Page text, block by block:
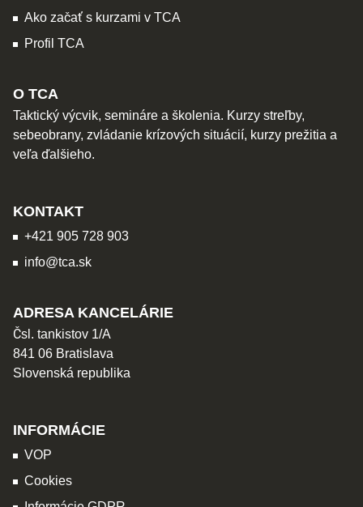
Ako začať s kurzami v TCA
Profil TCA
O TCA
Taktický výcvik, semináre a školenia. Kurzy streľby,
sebeobrany, zvládanie krízových situácií, kurzy prežitia a
veľa ďalšieho.
KONTAKT
+421 905 728 903
info@tca.sk
ADRESA KANCELÁRIE
Čsl. tankistov 1/A
841 06 Bratislava
Slovenská republika
INFORMÁCIE
VOP
Cookies